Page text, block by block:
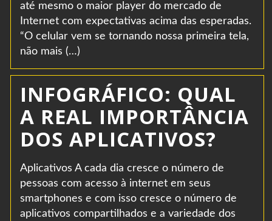
até mesmo o maior player do mercado de
Internet com expectativas acima das esperadas.
“O celular vem se tornando nossa primeira tela,
não mais (…)
INFOGRÁFICO: QUAL
A REAL IMPORTÂNCIA
DOS APLICATIVOS?
Aplicativos A cada dia cresce o número de
pessoas com acesso à internet em seus
smartphones e com isso cresce o número de
aplicativos compartilhados e a variedade dos